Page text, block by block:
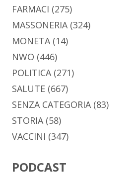
FARMACI (275)
MASSONERIA(324)
MONETA(14)
NWO (446)
POLITICA(271)
SALUTE (667)
SENZA CATEGORIA(83)
STORIA(58)
VACCINI (347)
PODCAST